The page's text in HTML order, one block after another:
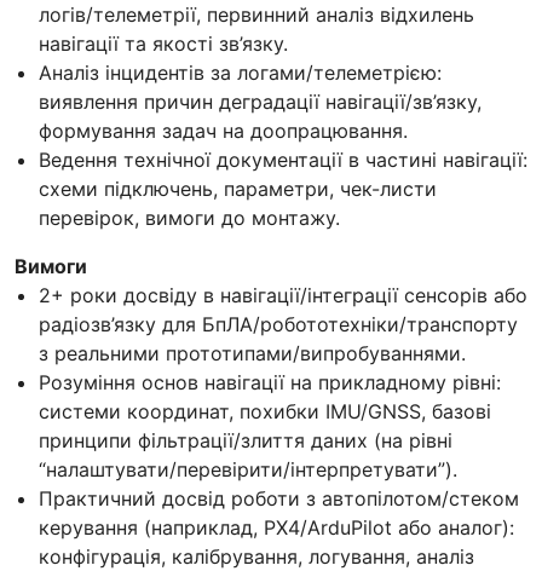
логів/телеметрії, первинний аналіз відхилень
навігації та якості зв’язку.
Аналіз інцидентів за логами/телеметрією:
виявлення причин деградації навігації/зв’язку,
формування задач на доопрацювання.
Ведення технічної документації в частині навігації:
схеми підключень, параметри, чек-листи
перевірок, вимоги до монтажу.
Вимоги
2+ роки досвіду в навігації/інтеграції сенсорів або
радіозв’язку для БпЛА/робототехніки/транспорту
з реальними прототипами/випробуваннями.
Розуміння основ навігації на прикладному рівні:
системи координат, похибки IMU/GNSS, базові
принципи фільтрації/злиття даних (на рівні
“налаштувати/перевірити/інтерпретувати”).
Практичний досвід роботи з автопілотом/стеком
керування (наприклад, PX4/ArduPilot або аналог):
конфігурація, калібрування, логування, аналіз